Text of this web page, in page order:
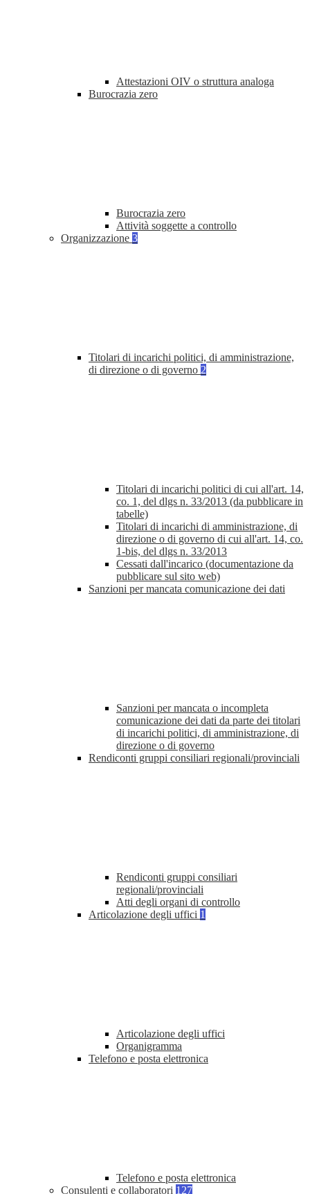
Attestazioni OIV o struttura analoga
Burocrazia zero
Burocrazia zero
Attività soggette a controllo
Organizzazione 3
Titolari di incarichi politici, di amministrazione,
di direzione o di governo 2
Titolari di incarichi politici di cui all'art. 14,
co. 1, del dlgs n. 33/2013 (da pubblicare in
tabelle)
Titolari di incarichi di amministrazione, di
direzione o di governo di cui all'art. 14, co.
1-bis, del dlgs n. 33/2013
Cessati dall'incarico (documentazione da
pubblicare sul sito web)
Sanzioni per mancata comunicazione dei dati
Sanzioni per mancata o incompleta
comunicazione dei dati da parte dei titolari
di incarichi politici, di amministrazione, di
direzione o di governo
Rendiconti gruppi consiliari regionali/provinciali
Rendiconti gruppi consiliari
regionali/provinciali
Atti degli organi di controllo
Articolazione degli uffici 1
Articolazione degli uffici
Organigramma
Telefono e posta elettronica
Telefono e posta elettronica
Consulenti e collaboratori 127